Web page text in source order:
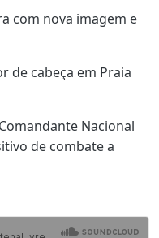
com nova imagem e
de cabeça em Praia
Nacional
de combate a